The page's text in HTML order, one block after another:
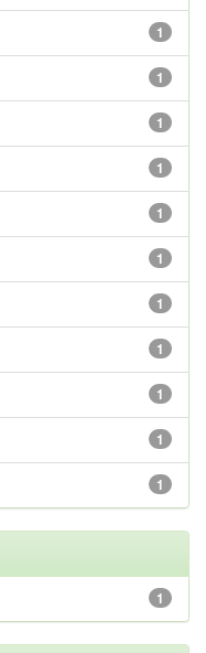
1
1
1
1
1
1
1
1
1
1
1
1